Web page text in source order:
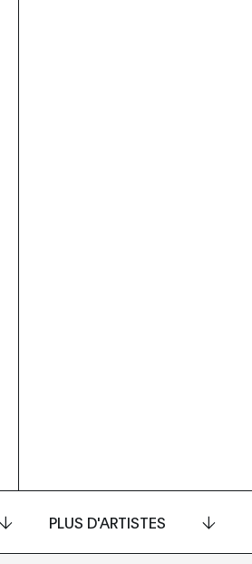
PLUS D'ARTISTES